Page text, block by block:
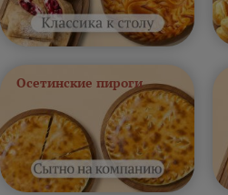
Осетинские пироги